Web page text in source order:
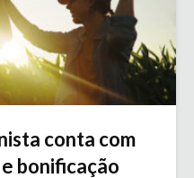
conta com
bonificação